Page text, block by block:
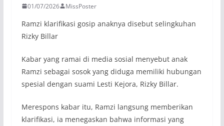
01/07/2026 MissPoster
Ramzi klarifikasi gosip anaknya disebut selingkuhan
Rizky Billar
Kabar yang ramai di media sosial menyebut anak
Ramzi sebagai sosok yang diduga memiliki hubungan
spesial dengan suami Lesti Kejora, Rizky Billar.
Merespons kabar itu, Ramzi langsung memberikan
klarifikasi, ia menegaskan bahwa informasi yang